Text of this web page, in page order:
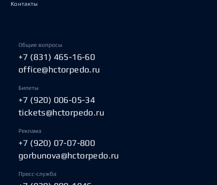
Контакты
Общие вопросы
+7 (831) 465-16-60
office@hctorpedo.ru
Билеты
+7 (920) 006-05-34
tickets@hctorpedo.ru
Реклама
+7 (920) 07-07-800
gorbunova@hctorpedo.ru
Пресс-служба